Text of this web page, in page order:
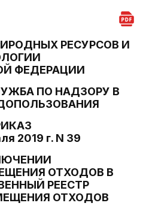
РЕСУРСОВ И
ФЕДЕРАЦИИ
ПО НАДЗОРУ В
2019 г. N 39
ОТХОДОВ В
РЕЕСТР
ОТХОДОВ